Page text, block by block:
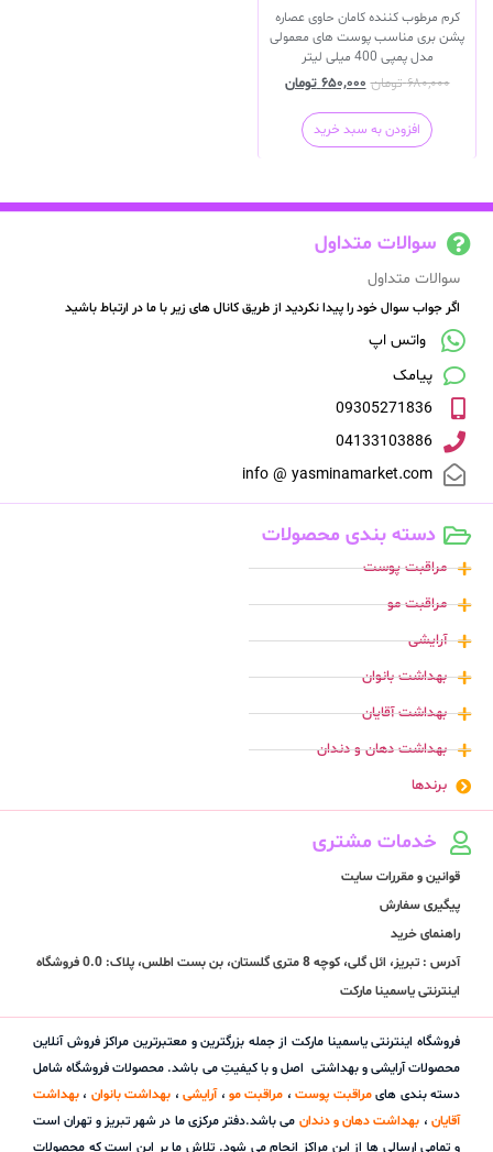
کرم مرطوب کننده کامان حاوی عصاره
پشن بری مناسب پوست های معمولی
مدل پمپی 400 میلی لیتر
۶۸۰,۰۰۰ تومان ۶۵۰,۰۰۰ تومان
افزودن به سبد خرید
سوالات متداول
سوالات متداول
اگر جواب سوال خود را پیدا نکردید از طریق کانال های زیر با ما در ارتباط باشید
واتس اپ
پیامک
09305271836
04133103886
info @ yasminamarket.com
دسته بندی محصولات
مراقبت پوست
مراقبت مو
آرایشی
بهداشت بانوان
بهداشت آقایان
بهداشت دهان و دندان
برندها
خدمات مشتری
قوانین و مقررات سایت
پیگیری سفارش
راهنمای خرید
آدرس : تبریز، ائل گلی، کوچه 8 متری گلستان، بن بست اطلس، پلاک: 0.0 فروشگاه
اینترنتی یاسمینا مارکت
فروشگاه اینترنتی یاسمینا مارکت از جمله بزرگترین و معتبرترین مراکز فروش آنلاین
محصولات آرایشی و بهداشتی اصل و با کیفیتِ می باشد. محصولات فروشگاه شامل
دسته بندی هایمراقبت پوست، مراقبت مو،آرایشی، بهداشت بانوان ، بهداشت
آقایان، بهداشت دهان و دندان می باشد.دفتر مرکزی ما در شهر تبریز و تهران است
و تمامی ارسالی ها از این مراکز انجام می شود. تلاش ما بر این است که محصولات